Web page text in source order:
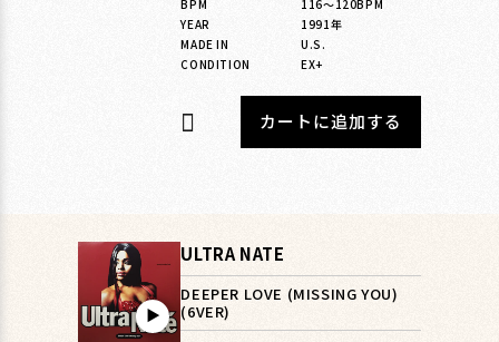
BPM
116〜120BPM
YEAR
1991年
MADE IN
U.S.
CONDITION
EX+
カートに追加する
▶︎
ULTRA NATE
DEEPER LOVE (MISSING YOU)
(6VER)